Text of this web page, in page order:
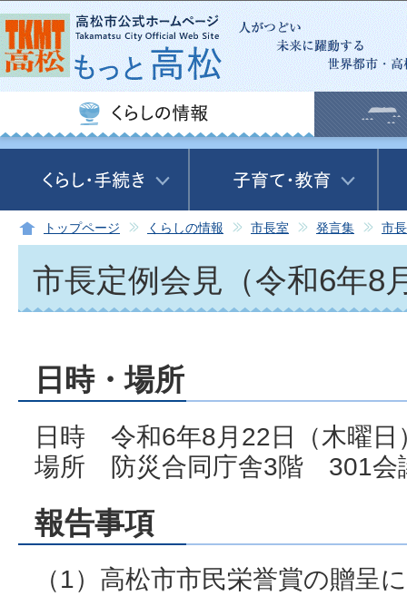
この
トップページ くらしの情報 市長室 発言集 市
市長定例会見（令和6年8
日時・場所
日時 令和6年8月22日（木曜日
場所 防災合同庁舎3階 301会
報告事項
（1）高松市市民栄誉賞の贈呈